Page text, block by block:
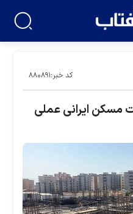
کد خبر:۸۸۰۸۹۱
مسکن ایرانی عملی